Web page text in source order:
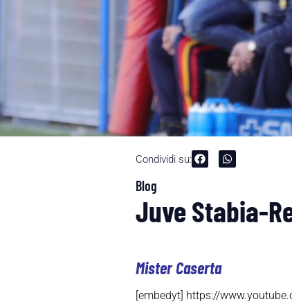
Condividi su:
Blog
Juve Stabia-
Mister Caserta
[embedyt] https://